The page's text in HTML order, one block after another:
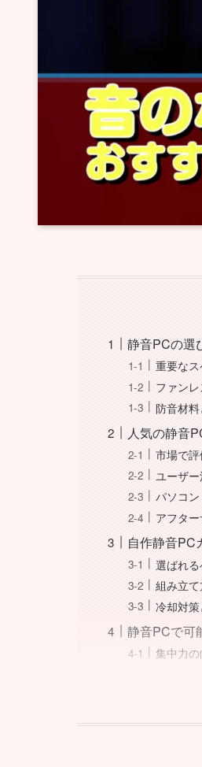
静音PCの選
重要な
ファン
防音材
人気の静音
市場で
ユーザ
パソコ
アフタ
自作静音PC
選ばれ
組み立
冷却対
静音PCで可
集中力